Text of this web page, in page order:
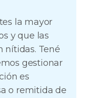
la mayor
y que las
nítidas. Tené
gestionar
es
o remitida de